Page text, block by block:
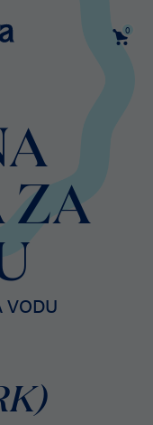
0
ZA
VODU